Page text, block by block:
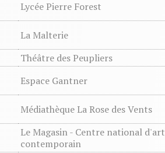
Lycée Pierre Forest
La Malterie
Théâtre des Peupliers
Espace Gantner
Médiathèque La Rose des Vents
Le Magasin - Centre national d'art
contemporain